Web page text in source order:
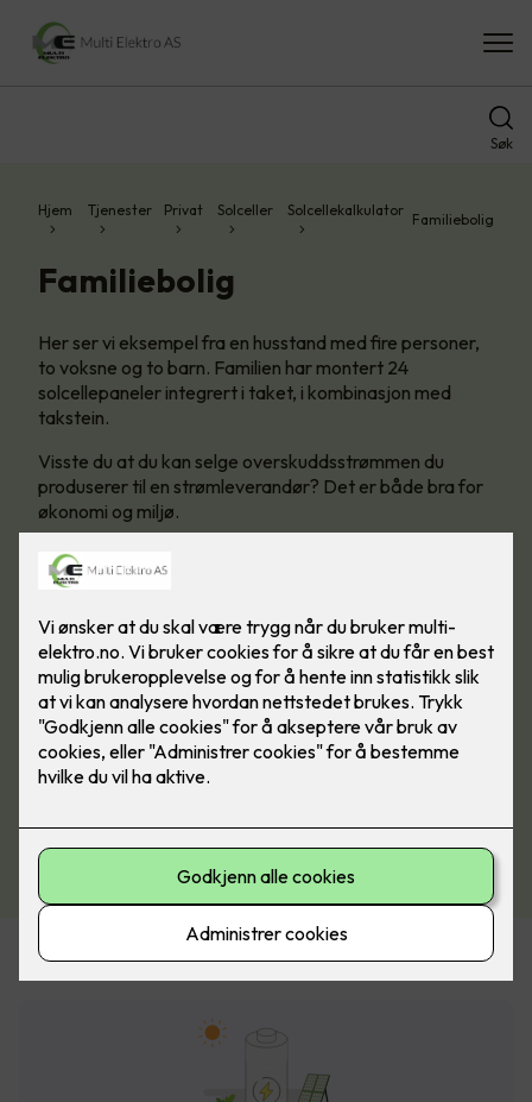
Søk
Hjem Tjenester Privat Solceller Solcellekalkulator
Familiebolig
Familiebolig
Her ser vi eksempel fra en husstand med fire personer,
to voksne og to barn. Familien har montert 24
solcellepaneler integrert i taket, i kombinasjon med
takstein.
Visste du at du kan selge overskuddsstrømmen du
produserer til en strømleverandør? Det er både bra for
økonomi og miljø.
Se hvor mye energi denne familien kan spare på
solceller!
Husstand med fire personer